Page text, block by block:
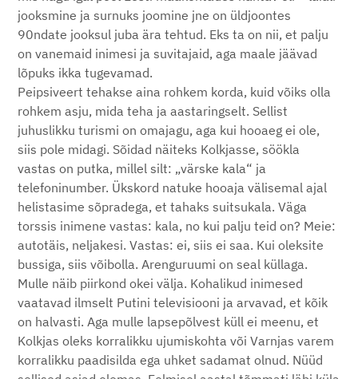
jooksmine ja surnuks joomine jne on üldjoontes
90ndate jooksul juba ära tehtud. Eks ta on nii, et palju
on vanemaid inimesi ja suvitajaid, aga maale jäävad
lõpuks ikka tugevamad.
Peipsiveert tehakse aina rohkem korda, kuid võiks olla
rohkem asju, mida teha ja aastaringselt. Sellist
juhuslikku turismi on omajagu, aga kui hooaeg ei ole,
siis pole midagi. Sõidad näiteks Kolkjasse, söökla
vastas on putka, millel silt: „värske kala“ ja
telefoninumber. Ükskord natuke hooaja välisemal ajal
helistasime sõpradega, et tahaks suitsukala. Väga
torssis inimene vastas: kala, no kui palju teid on? Meie:
autotäis, neljakesi. Vastas: ei, siis ei saa. Kui oleksite
bussiga, siis võibolla. Arenguruumi on seal küllaga.
Mulle näib piirkond okei välja. Kohalikud inimesed
vaatavad ilmselt Putini televisiooni ja arvavad, et kõik
on halvasti. Aga mulle lapsepõlvest küll ei meenu, et
Kolkjas oleks korralikku ujumiskohta või Varnjas varem
korralikku paadisilda ega uhket sadamat olnud. Nüüd